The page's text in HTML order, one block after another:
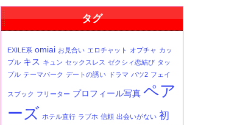
記
事
一
タグ
EXILE系 omiai お見合い エロチャット オプチャ カッ
プル キス キュン セックスレス ゼクシィ恋結び タッ
プル テーマパーク デートの誘い ドラマ バツ2 フェイ
スブック フリーター プロフィール写真 ペア
ーズ ホテル直行 ラブホ 信頼 出会いがない 初